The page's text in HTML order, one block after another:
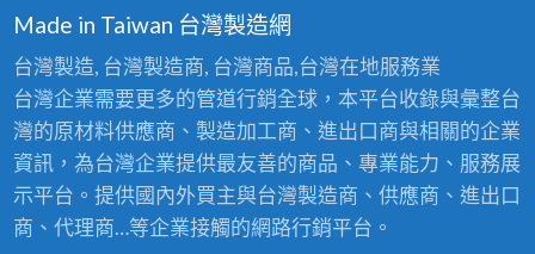
適
耐
用
首
選
！
中
佳
績
！
專
業
茶
葉
批
發
供
應
方
美
人
比
賽
茶
批
發
：
台
灣
Made in Taiwan 台灣製造網
台灣製造, 台灣製造商, 台灣商品,台灣在地服務業
台灣企業需要更多的管道行銷全球，本平台收錄與彙整台
灣的原材料供應商、製造加工商、進出口商與相關的企業
資訊，為台灣企業提供最友善的商品、專業能力、服務展
示平台。提供國內外買主與台灣製造商、供應商、進出口
商、代理商…等企業接觸的網路行銷平台。